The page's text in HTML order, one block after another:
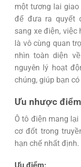
một tương lai
để đưa ra quyết
sang xe điện,
là vô cùng quan
nhìn toàn diện
nguyên lý hoạt
chúng, giúp bạn
Ưu nhược
Ô tô điện mang
cơ đốt trong
hạn chế nhất định.